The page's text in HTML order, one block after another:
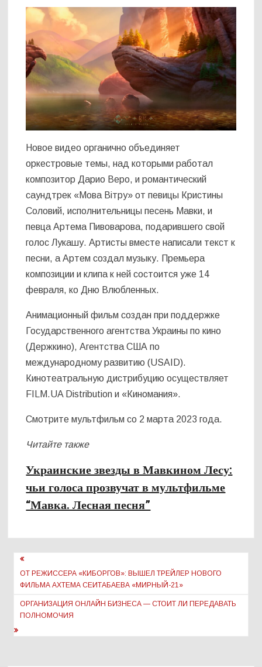
Новое видео органично объединяет
оркестровые темы, над которыми работал
композитор Дарио Веро, и романтический
саундтрек «Мова Вітру» от певицы Кристины
Соловий, исполнительницы песень Мавки, и
певца Артема Пивоварова, подарившего свой
голос Лукашу. Артисты вместе написали текст к
песни, а Артем создал музыку. Премьера
композиции и клипа к ней состоится уже 14
февраля, ко Дню Влюбленных.
Анимационный фильм создан при поддержке
Государственного агентства Украины по кино
(Держкино), Агентства США по
международному развитию (USAID).
Кинотеатральную дистрибуцию осуществляет
FILM.UA Distribution и «Киномания».
Смотрите мультфильм со 2 марта 2023 года.
Читайте также
Украинские звезды в Мавкином Лесу:
чьи голоса прозвучат в мультфильме
“Мавка. Лесная песня”
Навигация
по
записям
ОТ РЕЖИССЕРА «КИБОРГОВ»: ВЫШЕЛ ТРЕЙЛЕР НОВОГО
ФИЛЬМА АХТЕМА СЕИТАБАЕВА «МИРНЫЙ-21»
ОРГАНИЗАЦИЯ ОНЛАЙН БИЗНЕСА — СТОИТ ЛИ ПЕРЕДАВАТЬ
ПОЛНОМОЧИЯ